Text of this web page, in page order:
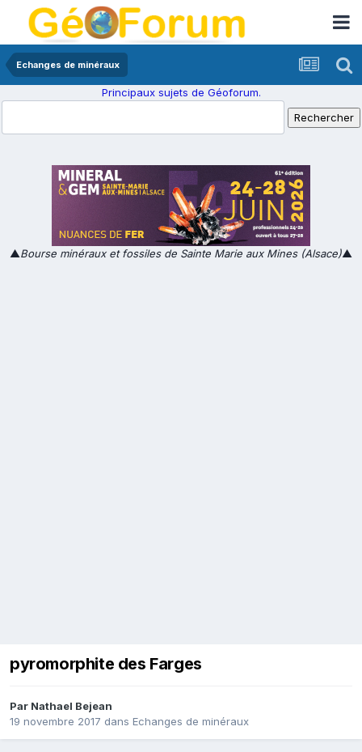
Echanges de minéraux
Principaux sujets de Géoforum.
▲Bourse minéraux et fossiles de Sainte Marie aux Mines (Alsace)▲
pyromorphite des Farges
Par Nathael Bejean
19 novembre 2017 dans Echanges de minéraux